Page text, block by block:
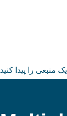
یک منبعی را پیدا کنید